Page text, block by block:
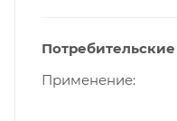
Потребительские
Применение